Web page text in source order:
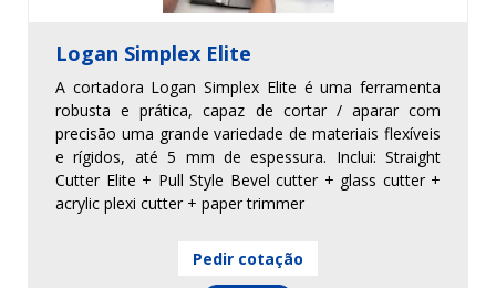
Logan Simplex Elite
A cortadora Logan Simplex Elite é uma ferramenta
robusta e prática, capaz de cortar / aparar com
precisão uma grande variedade de materiais flexíveis
e rígidos, até 5 mm de espessura. Inclui: Straight
Cutter Elite + Pull Style Bevel cutter + glass cutter +
acrylic plexi cutter + paper trimmer
Pedir cotação